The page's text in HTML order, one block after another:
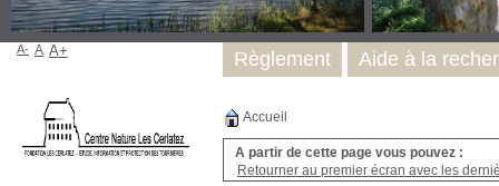
Accueil
A partir de cette page vous pouvez :
Retourner au premier écran avec les
Règlement Aide à la
A- A A+